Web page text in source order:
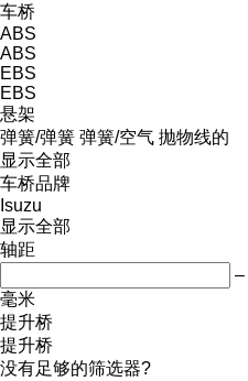
车桥
ABS
ABS
EBS
EBS
悬架
弹簧/弹簧 弹簧/空气 抛物线的
显示全部
车桥品牌
Isuzu
显示全部
轴距
–
毫米
提升桥
提升桥
没有足够的筛选器?